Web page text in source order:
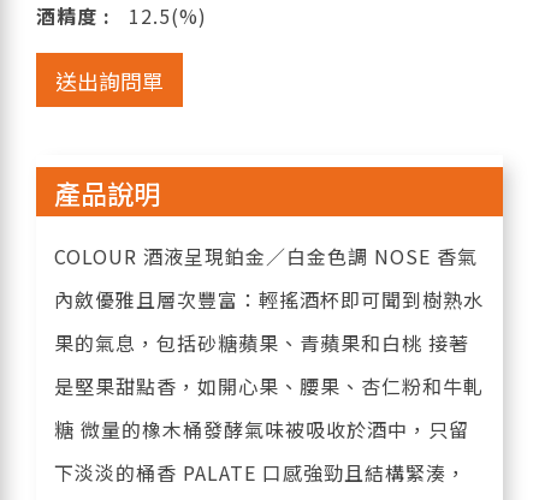
酒精度 :
12.5(%)
送出詢問單
產品說明
COLOUR 酒液呈現鉑金／白金色調 NOSE 香氣
內斂優雅且層次豐富：輕搖酒杯即可聞到樹熟水
果的氣息，包括砂糖蘋果、青蘋果和白桃 接著
是堅果甜點香，如開心果、腰果、杏仁粉和牛軋
糖 微量的橡木桶發酵氣味被吸收於酒中，只留
下淡淡的桶香 PALATE 口感強勁且結構緊湊，